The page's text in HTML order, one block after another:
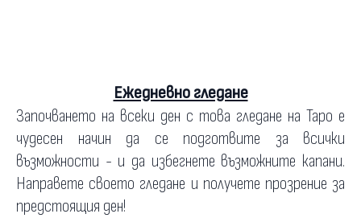
Ежедневно гледане
Започването на всеки ден с това гледане на Таро е
чудесен начин да се подготвите за всички
възможности - и да избегнете възможните капани.
Направете своето гледане и получете прозрение за
предстоящия ден!